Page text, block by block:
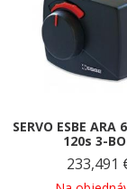
SERVO ESBE ARA
120s 3-
233,491